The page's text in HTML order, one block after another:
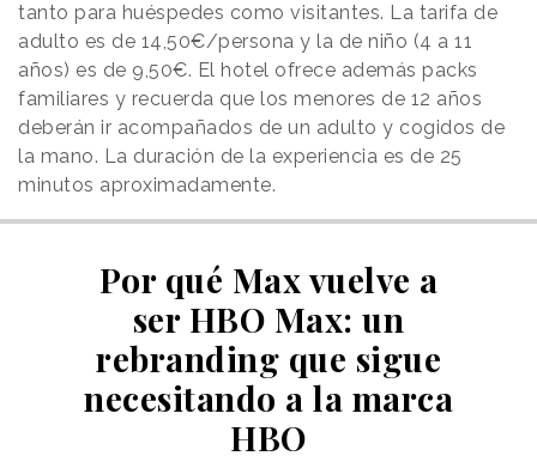
tanto para huéspedes como visitantes. La tarifa de
adulto es de 14,50€/persona y la de niño (4 a 11
años) es de 9,50€. El hotel ofrece además packs
familiares y recuerda que los menores de 12 años
deberán ir acompañados de un adulto y cogidos de
la mano. La duración de la experiencia es de 25
minutos aproximadamente.
Por qué Max vuelve a
ser HBO Max: un
rebranding que sigue
necesitando a la marca
HBO